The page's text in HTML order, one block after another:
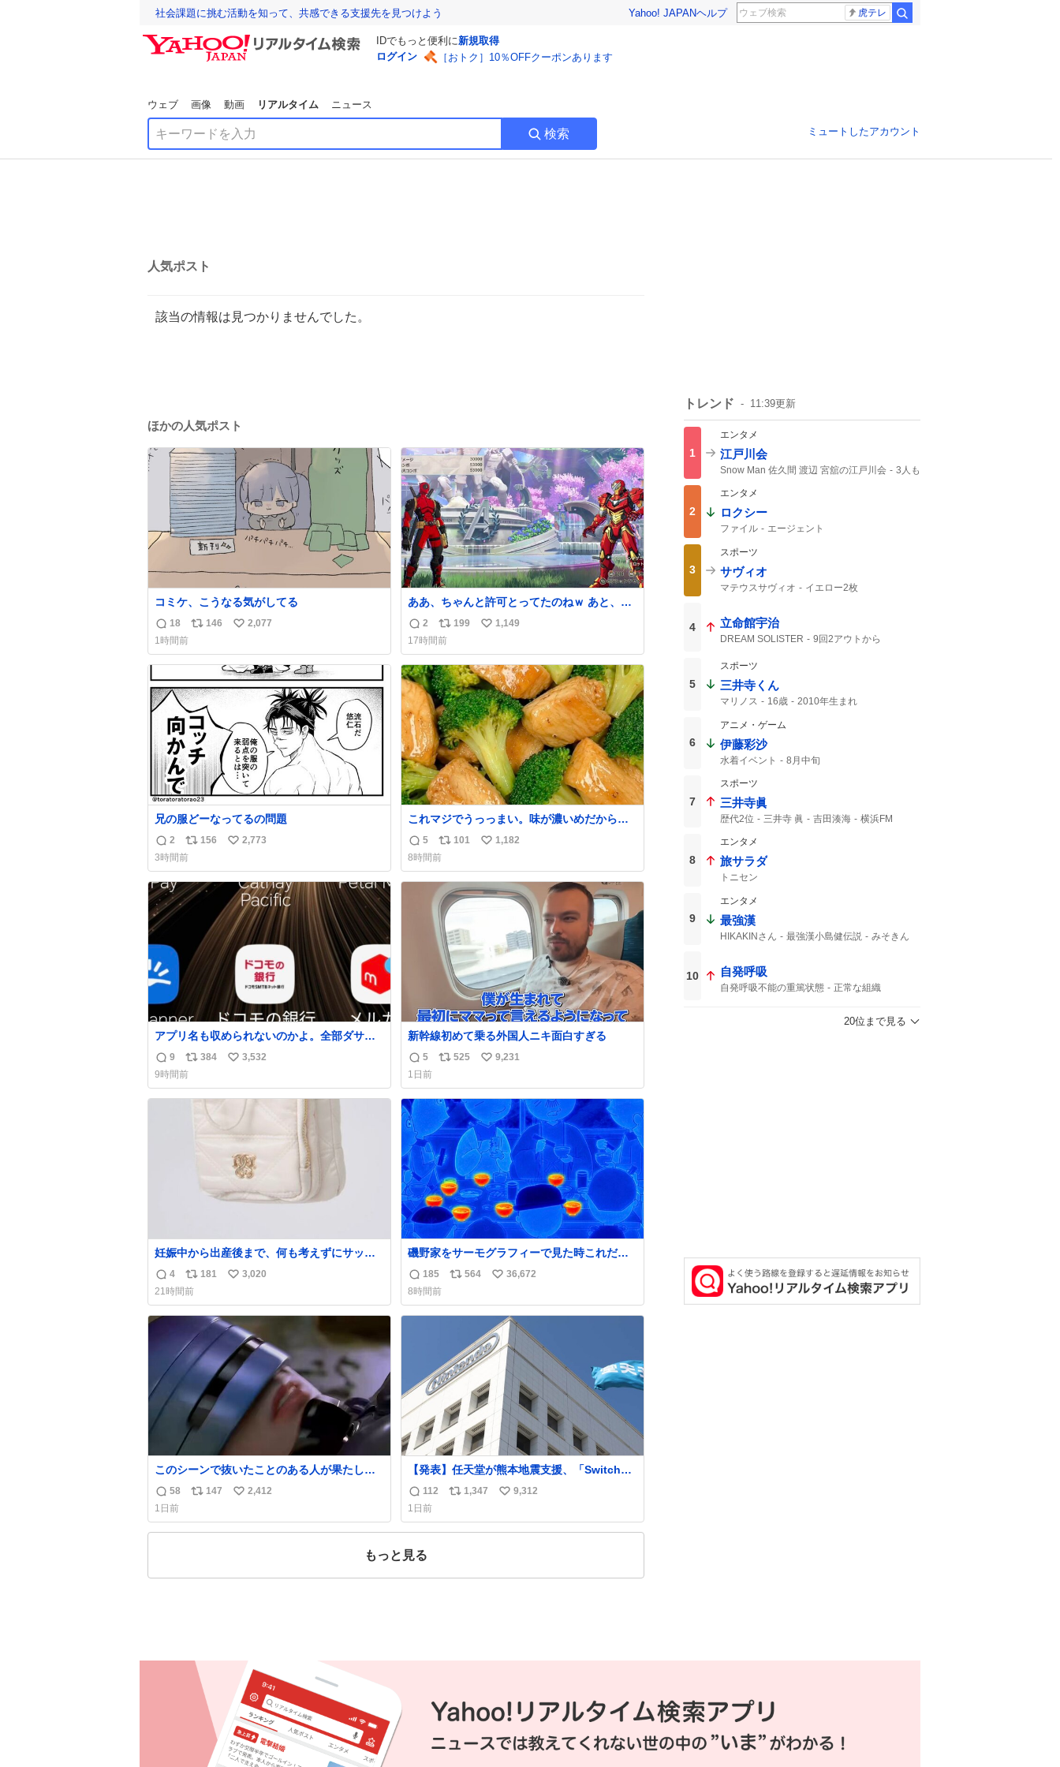
社会課題に挑む活動を知って、共感できる支援先を見つけよう Yahoo! JAPANヘルプ 虎テレ
IDでもっと便利に新規取得
ログイン
［おトク］10％OFFクーポンあります
ウェブ 画像 動画 リアルタイム ニュース
検索 ミュートしたアカウント
人気ポスト
該当の情報は見つかりませんでした。
ほかの人気ポスト
コミケ、こうなる気がしてる
返
信
数
18
リ
ス
ト
数
146
い
ね
数
2,077
1時間前
ああ、ちゃんと許可とってたのねｗ あと、マ
ジで『そして時は動き出す』って言ってて草
オブ草
返
信
数
2
リ
ポ
ス
ト
数
199
い
ね
数
1,149
17時間前
兄の服どーなってるの問題
返
信
数
2
リ
ポ
ス
ト
156
い
ね
数
2,773
3時間前
これマジでうっっまい。味が濃いめだから満
足感エグいし1週間で3キロ痩せた😭
返
信
数
5
リ
ポ
ス
ト
数
101
い
ね
数
1,182
8時間前
アプリ名も収められないのかよ。全部ダサく
て本当に凄い。 https://t.co/LemyLGyVkR
返
信
数
9
リ
ポ
ス
384
い
ね
3,532
9時間前
新幹線初めて乗る外国人ニキ面白すぎる
返
信
数
5
リ
ス
ト
数
525
い
ね
数
9,231
1日前
妊娠中から出産後まで、何も考えずにサッと
持って行けるようなショルダーバッグが欲し
いな〜と思っていたのだけど snidelでめちゃ
くちゃピッタリなものを見つけたので買っ
た！✨ スマホと小物とペットボトルが入るの
最高すぎる🥹 しかもスマホ入れ独立してるし
ファスナーない！地味に嬉しいやつ！！！
返
信
数
4
リ
ポ
ス
数
181
い
ね
数
3,020
21時間前
磯野家をサーモグラフィーで見た時これだっ
たら怖い
返
信
数
185
リ
ス
564
い
ね
数
36,672
8時間前
このシーンで抜いたことのある人が果たして
世にどれほどいることか このアカウントに辿
り着いた皆さんとは、ロボコップ2についてこ
れからもぜひ語り合っていきたい
返
信
数
58
リ
ス
147
い
ね
2,412
1日前
【発表】任天堂が熊本地震支援、「Switch
2」など無償修理へ 保証切れでも対象
news.livedoor.com/article/detail… 任天堂が
令和8年熊本地震の被災者支援として、災害救
助法適用地域からの同社製品の修理につい
た。「Switch 2」や「Switch」「Joy-Con」
返
信
数
112
リ
ス
1,347
い
ね
9,312
1日前
もっと見る
トレンド 11:39更新
1
エンタメ
江戸川会
Snow Man 佐久間 渡辺 宮舘の江戸川会
3人も
2
エンタメ
ロクシー
ファイル エージェント
3
スポーツ
サヴィオ
マテウスサヴィオ
イエロー2枚
4 立命館宇治
DREAM SOLISTER
9回2アウトから
2アウトから
ユーフォニアム
2アウト
5
スポーツ
三井寺くん
マリノス 16歳 2010年生まれ
6
アニメ・ゲーム
伊藤彩沙
水着イベント 8月中旬
7
スポーツ
三井寺眞
歴代2位 三井寺 眞 吉田湊海
横浜FM
史上最年少
8
エンタメ
旅サラダ
トニセン
9
エンタメ
最強漢
HIKAKINさん 最強漢小島健伝説
みそきん
10 自発呼吸
自発呼吸不能の重篤状態
正常な組織
重篤な
死ぬより
20位まで見る